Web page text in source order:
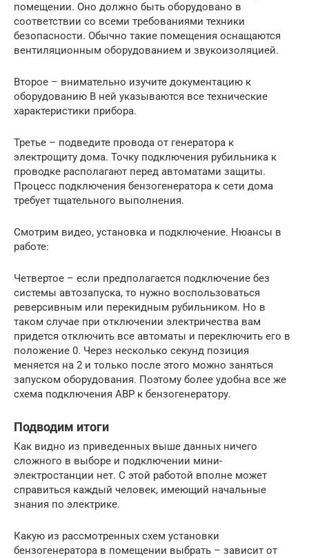
помещении. Оно должно быть оборудовано в
соответствии со всеми требованиями техники
безопасности. Обычно такие помещения оснащаются
вентиляционным оборудованием и звукоизоляцией.
Второе – внимательно изучите документацию к
оборудованию В ней указываются все технические
характеристики прибора.
Третье – подведите провода от генератора к
электрощиту дома. Точку подключения рубильника к
проводке располагают перед автоматами защиты.
Процесс подключения бензогенератора к сети дома
требует тщательного выполнения.
Смотрим видео, установка и подключение. Нюансы в
работе:
Четвертое – если предполагается подключение без
системы автозапуска, то нужно воспользоваться
реверсивным или перекидным рубильником. Но в
таком случае при отключении электричества вам
придется отключить все автоматы и переключить его в
положение 0. Через несколько секунд позиция
меняется на 2 и только после этого можно заняться
запуском оборудования. Поэтому более удобна все же
схема подключения АВР к бензогенератору.
Подводим итоги
Как видно из приведенных выше данных ничего
сложного в выборе и подключении мини-
электростанции нет. С этой работой вполне может
справиться каждый человек, имеющий начальные
знания по электрике.
Какую из рассмотренных схем установки
бензогенератора в помещении выбрать – зависит от